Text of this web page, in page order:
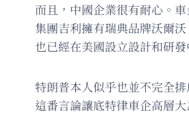
而且，中國企業很有耐心。
集團吉利擁有瑞典品牌沃爾
也已經在美國設立設計和研發
特朗普本人似乎也並不完全
這番言論讓底特律車企高層大